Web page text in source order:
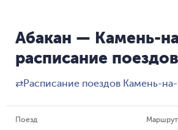
Абакан — Камень-
расписание поездов
⇄Расписание поездов Камень-
Поезд Маршрут